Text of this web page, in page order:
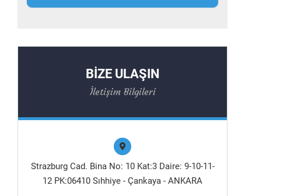
BİZE ULAŞIN
İletişim Bilgileri
Strazburg Cad. Bina No: 10 Kat:3 Daire: 9-10-11-
12 PK:06410 Sıhhiye - Çankaya - ANKARA